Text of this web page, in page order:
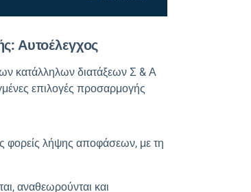
Αυτοέλεγχος
κατάλληλων διατάξεων Σ & Α
επιλογές προσαρμογής
φορείς λήψης αποφάσεων, με τη
αναθεωρούνται και